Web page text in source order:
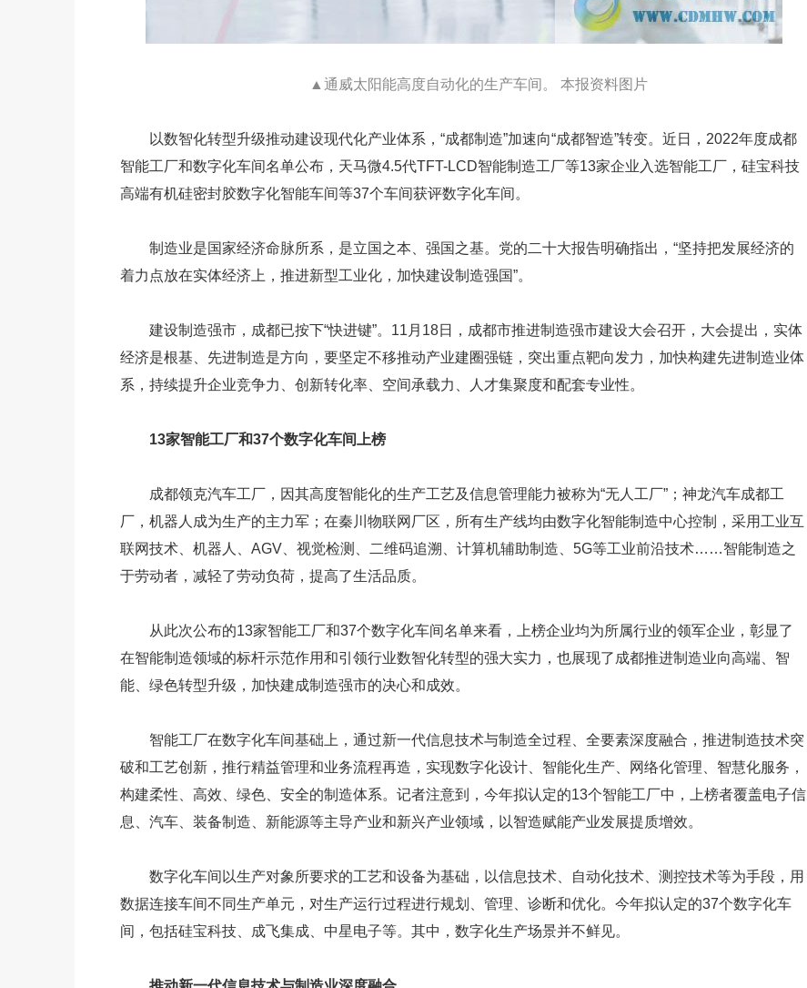
▲ 通威太阳能高度自动化的生产车间。 本报资料图片
以数智化转型升级推动建设现代化产业体系，“成都制造”加速向“成都智造”转变。近日，2022年度成都
智能工厂和数字化车间名单公布，天马微4.5代TFT-LCD智能制造工厂等13家企业入选智能工厂，硅宝科技
高端有机硅密封胶数字化智能车间等37个车间获评数字化车间。
制造业是国家经济命脉所系，是立国之本、强国之基。党的二十大报告明确指出，“坚持把发展经济的
着力点放在实体经济上，推进新型工业化，加快建设制造强国”。
建设制造强市，成都已按下“快进键”。11月18日，成都市推进制造强市建设大会召开，大会提出，实体
经济是根基、先进制造是方向，要坚定不移推动产业建圈强链，突出重点靶向发力，加快构建先进制造业体
系，持续提升企业竞争力、创新转化率、空间承载力、人才集聚度和配套专业性。
13家智能工厂和37个数字化车间上榜
成都领克汽车工厂，因其高度智能化的生产工艺及信息管理能力被称为“无人工厂”；神龙汽车成都工
厂，机器人成为生产的主力军；在秦川物联网厂区，所有生产线均由数字化智能制造中心控制，采用工业互
联网技术、机器人、AGV、视觉检测、二维码追溯、计算机辅助制造、5G等工业前沿技术……智能制造之
于劳动者，减轻了劳动负荷，提高了生活品质。
从此次公布的13家智能工厂和37个数字化车间名单来看，上榜企业均为所属行业的领军企业，彰显了
在智能制造领域的标杆示范作用和引领行业数智化转型的强大实力，也展现了成都推进制造业向高端、智
能、绿色转型升级，加快建成制造强市的决心和成效。
智能工厂在数字化车间基础上，通过新一代信息技术与制造全过程、全要素深度融合，推进制造技术突
破和工艺创新，推行精益管理和业务流程再造，实现数字化设计、智能化生产、网络化管理、智慧化服务，
构建柔性、高效、绿色、安全的制造体系。记者注意到，今年拟认定的13个智能工厂中，上榜者覆盖电子信
息、汽车、装备制造、新能源等主导产业和新兴产业领域，以智造赋能产业发展提质增效。
数字化车间以生产对象所要求的工艺和设备为基础，以信息技术、自动化技术、测控技术等为手段，用
数据连接车间不同生产单元，对生产运行过程进行规划、管理、诊断和优化。今年拟认定的37个数字化车
间，包括硅宝科技、成飞集成、中星电子等。其中，数字化生产场景并不鲜见。